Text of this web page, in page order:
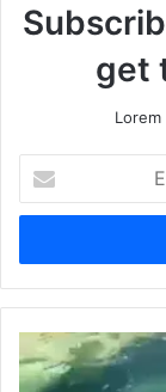
get
your
Email